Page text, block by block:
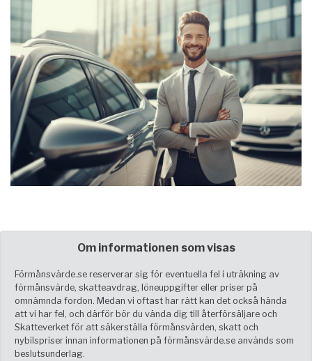
Om informationen som visas
Förmånsvärde.se reserverar sig för eventuella fel i uträkning av
förmånsvärde, skatteavdrag, löneuppgifter eller priser på
omnämnda fordon. Medan vi oftast har rätt kan det också hända
att vi har fel, och därför bör du vända dig till återförsäljare och
Skatteverket för att säkerställa förmånsvärden, skatt och
nybilspriser innan informationen på förmånsvärde.se används som
beslutsunderlag.